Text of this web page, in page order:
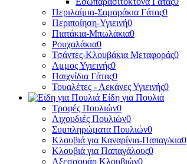
Περιλαίμια-Σαμαράκια Γάτας0
Περιποίηση-Υγιεινή0
Πιατάκια-Μπωλάκια0
Ρουχαλάκια0
Τσάντες-Κλουβάκια Μεταφοράς0
Αμμος Υγιεινής0
Παιχνίδια Γάτας0
Τουαλέτες - Λεκάνες Υγιεινής0
Είδη για Πουλιά
Τροφές Πουλιών0
Λιχουδιές Πουλιών0
Συμπληρώματα Πουλιών0
Κλουβιά για Καναρίνια-Παπαγ/κια0
Κλουβιά για Παπαγάλους0
Αξεσσουάρ Κλουβιών0